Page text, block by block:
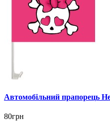
Автомобільний прапорець
80грн